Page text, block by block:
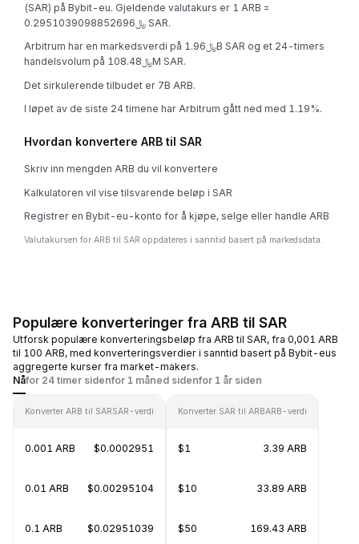
(SAR) på Bybit-eu. Gjeldende valutakurs er 1 ARB =
﷼0.2951039098852696 SAR.
Arbitrum har en markedsverdi på ﷼1.96B SAR og et 24-timers
handelsvolum på ﷼108.48M SAR.
Det sirkulerende tilbudet er 7B ARB.
I løpet av de siste 24 timene har Arbitrum gått ned med 1.19%.
Hvordan konvertere ARB til SAR
Skriv inn mengden ARB du vil konvertere
Kalkulatoren vil vise tilsvarende beløp i SAR
Registrer en Bybit-eu-konto for å kjøpe, selge eller handle ARB
Valutakursen for ARB til SAR oppdateres i sanntid basert på markedsdata.
Populære konverteringer fra ARB til SAR
Utforsk populære konverteringsbeløp fra ARB til SAR, fra 0,001 ARB
til 100 ARB, med konverteringsverdier i sanntid basert på Bybit-eus
aggregerte kurser fra market-makers.
Nåfor 24 timer sidenfor 1 måned sidenfor 1 år siden
Konverter ARB til SARSAR-verdi
0.001 ARB $0.0002951
0.01 ARB $0.00295104
0.1 ARB $0.02951039
Konverter SAR til ARBARB-verdi
$1 3.39 ARB
$10 33.89 ARB
$50 169.43 ARB